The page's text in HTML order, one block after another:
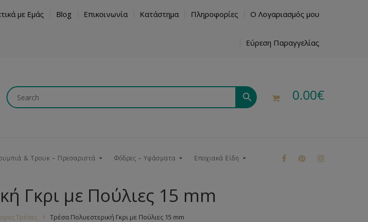
με Εμάς Blog Επικοινωνία Κατάστημα Πληροφορίες Ο Λογαριασμός μου
Εύρεση Παραγγελίας
0.00€
Νήματα
Κρόσια
& Τρουκ – Πρεσαριστά
Ξύλινα Τρούκ
Φόδρες – Υφάσματα Εποχιακά Είδη
Γκρι με Πούλιες 15 mm
Τρέσες Τρέσα Πολυεστερική Γκρι με Πούλιες 15 mm